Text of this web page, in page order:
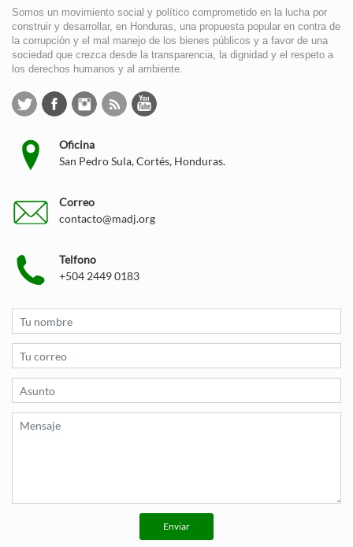
Somos un movimiento social y político comprometido en la lucha por
construir y desarrollar, en Honduras, una propuesta popular en contra de
la corrupción y el mal manejo de los bienes públicos y a favor de una
sociedad que crezca desde la transparencia, la dignidad y el respeto a
los derechos humanos y al ambiente.
Oficina
San Pedro Sula, Cortés, Honduras.
Correo
contacto@madj.org
Telfono
+504 2449 0183
Enviar